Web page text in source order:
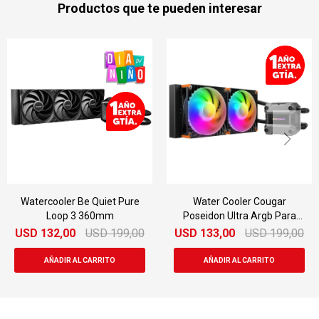
Productos que te pueden interesar
Watercooler Be Quiet Pure
Loop 3 360mm
USD 132,00 USD 199,00
Water Cooler Cougar
Poseidon Ultra Argb Para
Cpu
USD 133,00 USD 199,00